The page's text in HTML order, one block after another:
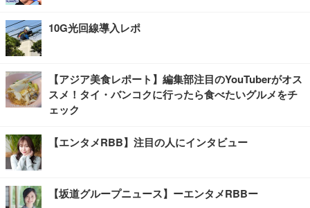
10G光回線導入レポ
【アジア美食レポート】編集部注目のYouTuberがオス
スメ！タイ・バンコクに行ったら食べたいグルメをチ
ェック
【エンタメRBB】注目の人にインタビュー
【坂道グループニュース】ーエンタメRBBー